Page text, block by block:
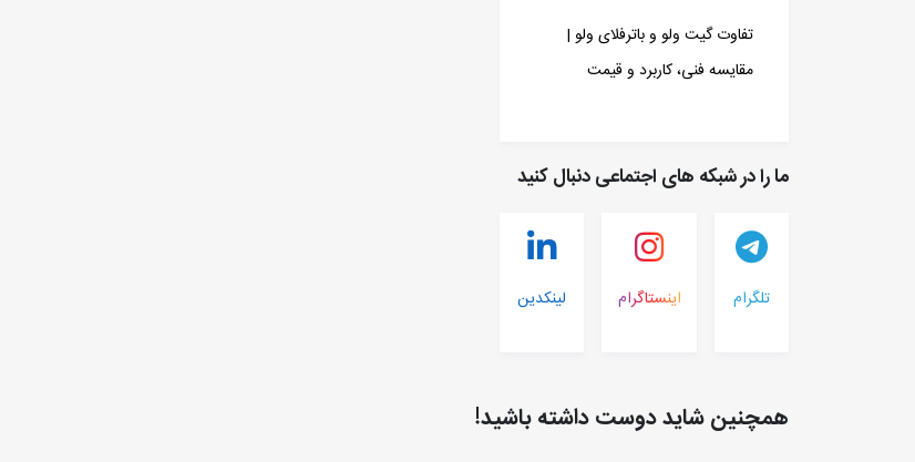
تفاوت گیت ولو و باترفلای ولو |
مقایسه فنی، کاربرد و قیمت
ما را در شبکه های اجتماعی دنبال کنید
تلگرام اینستاگرام لینکدین
همچنین شاید دوست داشته باشید!